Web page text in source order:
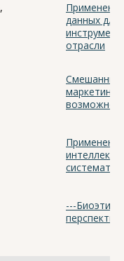
,
данных для
отрасли
Смешанные
---